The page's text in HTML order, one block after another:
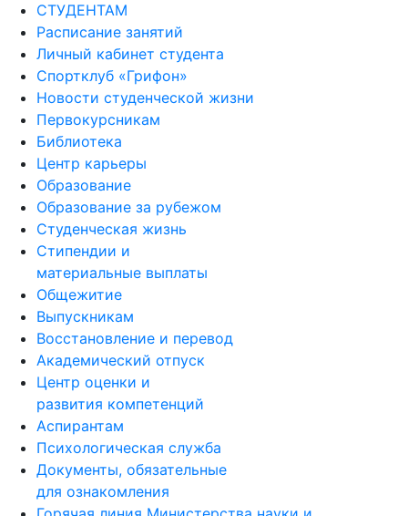
СТУДЕНТАМ
Расписание занятий
Личный кабинет студента
Спортклуб «Грифон»
Новости студенческой жизни
Первокурсникам
Библиотека
Центр карьеры
Образование
Образование за рубежом
Студенческая жизнь
Стипендии и
материальные выплаты
Общежитие
Выпускникам
Восстановление и перевод
Академический отпуск
Центр оценки и
развития компетенций
Аспирантам
Психологическая служба
Документы, обязательные
для ознакомления